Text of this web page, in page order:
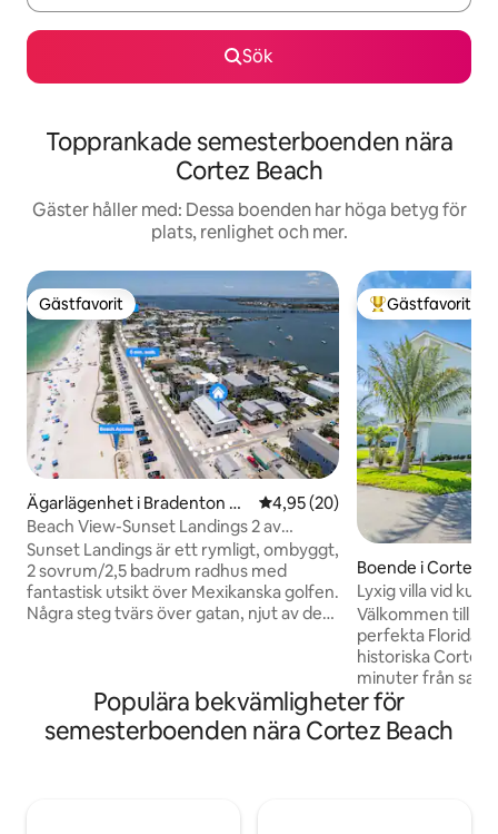
Sök
Topprankade semesterboenden nära
Cortez Beach
Gäster håller med: Dessa boenden har höga betyg för
plats, renlighet och mer.
Gästfavorit
Gästfavorit
Ägarlägenhet i Bradenton Be
ach
4,95 av 5 i genomsnittligt
4,95 (20)
Beach View-Sunset Landings 2 av
SeaBreeze Vacation
Sunset Landings är ett rymligt, ombyggt,
2 sovrum/2,5 badrum radhus med
fantastisk utsikt över Mexikanska golfen.
Några steg tvärs över gatan, njut av de
din utsikt över stranden! Rymmer upp till
6 personer med 2,5 badrum och har 3
balkonger. Vi vet att när du väl har
Populär
Gästfavorit
Boende i Cortez
Lyxig villa vid
Välkommen till
perfekta Florida-
historiska Cortez
minuter från
Maria Island.
höga kustnära
modern komfort
Populära bekvämligheter för
semesterboenden nära Cortez Beach